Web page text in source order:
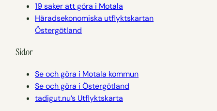
19 saker att göra i Motala
Häradsekonomiska utflyktskartan
Östergötland
Sidor
Se och göra i Motala kommun
Se och göra i Östergötland
tadigut.nu’s Utflyktskarta